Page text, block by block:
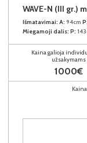
WAVE-N (III gr.)
Išmatavimai: A: 94cm P:
Miegamoji dalis: P:
Kaina galioja
užsakymams
1000€